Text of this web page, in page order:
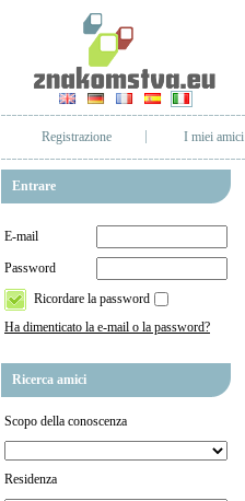
Registrazione I miei amici
Entrare
E-mail
Password
Ricordare la password
Ha dimenticato la e-mail o la password?
Ricerca amici
Scopo della conoscenza
Residenza